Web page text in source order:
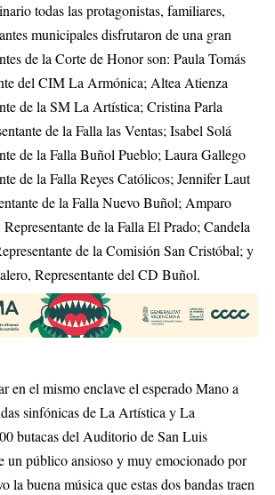
todas las protagonistas, familiares,
municipales disfrutaron de una gran
de la Corte de Honor son: Paula Tomás
del CIM La Armónica; Altea Atienza
de la SM La Artística; Cristina Parla
de la Falla las Ventas; Isabel Solá
de la Falla Buñol Pueblo; Laura Gallego
de la Falla Reyes Católicos; Jennifer Laut
de la Falla Nuevo Buñol; Amparo
de la Falla El Prado; Candela
de la Comisión San Cristóbal; y
Representante del CD Buñol.
en el mismo enclave el esperado Mano a
sinfónicas de La Artística y La
butacas del Auditorio de San Luis
un público ansioso y muy emocionado por
la buena música que estas dos bandas traen